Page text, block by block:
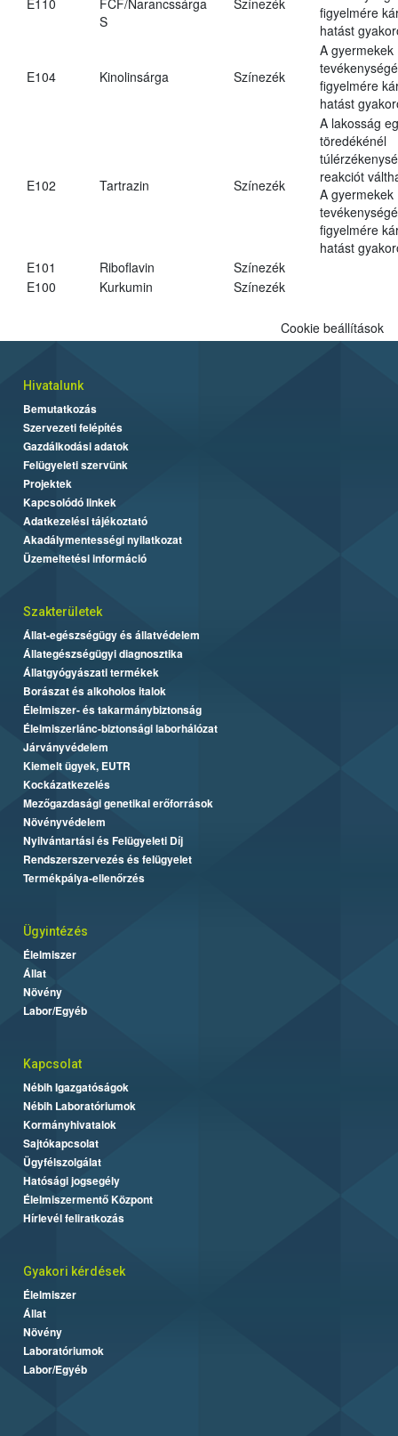
S
figyelmére
hatást
E104 Kinolinsárga Színezék
A gyermekek
figyelmére
hatást
E102 Tartrazin Színezék
A lakosság
töredékénél
reakciót
A gyermekek
figyelmére
hatást
E101
Riboflavin
Színezék
E100
Kurkumin Színezék
Cookie beállítások
Hivatalunk
Bemutatkozás
Szervezeti felépítés
Gazdálkodási adatok
Felügyeleti szervünk
Projektek
Kapcsolódó linkek
Adatkezelési tájékoztató
Akadálymentességi nyilatkozat
Üzemeltetési információ
Szakterületek
Állat-egészségügy és állatvédelem
Állategészségügyi diagnosztika
Állatgyógyászati termékek
Borászat és alkoholos italok
Élelmiszer- és takarmánybiztonság
Élelmiszerlánc-biztonsági laborhálózat
Járványvédelem
Kiemelt ügyek, EUTR
Kockázatkezelés
Mezőgazdasági genetikai erőforrások
Növényvédelem
Nyilvántartási és Felügyeleti Díj
Rendszerszervezés és felügyelet
Termékpálya-ellenőrzés
Ügyintézés
Élelmiszer
Állat
Növény
Labor/Egyéb
Kapcsolat
Nébih Igazgatóságok
Nébih Laboratóriumok
Kormányhivatalok
Sajtókapcsolat
Ügyfélszolgálat
Hatósági jogsegély
Élelmiszermentő Központ
Hírlevél feliratkozás
Gyakori kérdések
Élelmiszer
Állat
Növény
Laboratóriumok
Labor/Egyéb